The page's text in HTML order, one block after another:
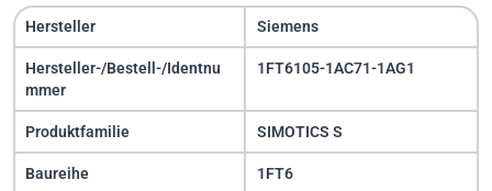
Hersteller Siemens
Hersteller-/Bestell-/Identnu
mmer
1FT6105-1AC71-1AG1
Produktfamilie SIMOTICS S
Baureihe 1FT6